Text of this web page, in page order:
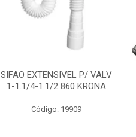
SIFAO EXTENSIVEL P/ VALV
1-1.1/4-1.1/2 860 KRONA
Código: 19909